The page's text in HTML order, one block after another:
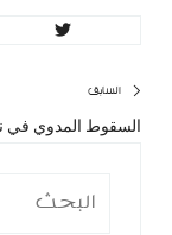
تصفّح
المقالات
السابق
المقال
السقوط المدوي في
البحث